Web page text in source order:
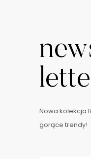
Nowa kolekcja
gorące trendy!